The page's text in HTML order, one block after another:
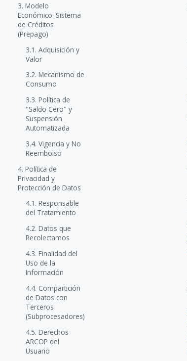
3. Modelo
Económico: Sistema
de Créditos
(Prepago)
3.1. Adquisición y
Valor
3.2. Mecanismo de
Consumo
3.3. Política de
"Saldo Cero" y
Suspensión
Automatizada
3.4. Vigencia y No
Reembolso
4. Política de
Privacidad y
Protección de Datos
4.1. Responsable
del Tratamiento
4.2. Datos que
Recolectamos
4.3. Finalidad del
Uso de la
Información
4.4. Compartición
de Datos con
Terceros
(Subprocesadores)
4.5. Derechos
ARCOP del
Usuario